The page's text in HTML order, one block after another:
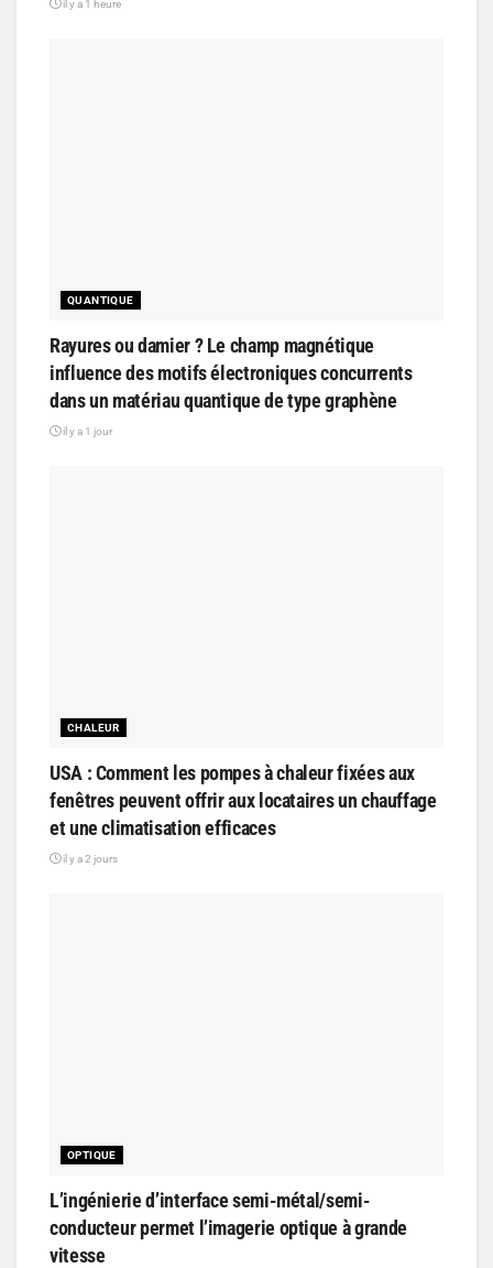
il y a 1 heure
QUANTIQUE
Rayures ou damier ? Le champ magnétique
influence des motifs électroniques concurrents
dans un matériau quantique de type graphène
il y a 1 jour
CHALEUR
USA : Comment les pompes à chaleur fixées aux
fenêtres peuvent offrir aux locataires un chauffage
et une climatisation efficaces
il y a 2 jours
OPTIQUE
L’ingénierie d’interface semi-métal/semi-
conducteur permet l’imagerie optique à grande
vitesse